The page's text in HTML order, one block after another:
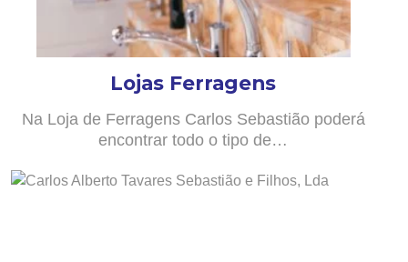
Lojas Ferragens
Na Loja de Ferragens Carlos Sebastião poderá
encontrar todo o tipo de…